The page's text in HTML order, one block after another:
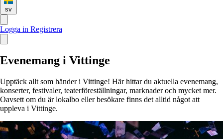
sv
Logga in Registrera
Evenemang i Vittinge
Upptäck allt som händer i Vittinge! Här hittar du aktuella evenemang,
konserter, festivaler, teaterföreställningar, marknader och mycket mer.
Oavsett om du är lokalbo eller besökare finns det alltid något att
uppleva i Vittinge.